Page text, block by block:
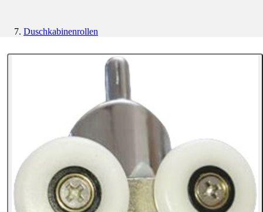
Duschkabinenrollen